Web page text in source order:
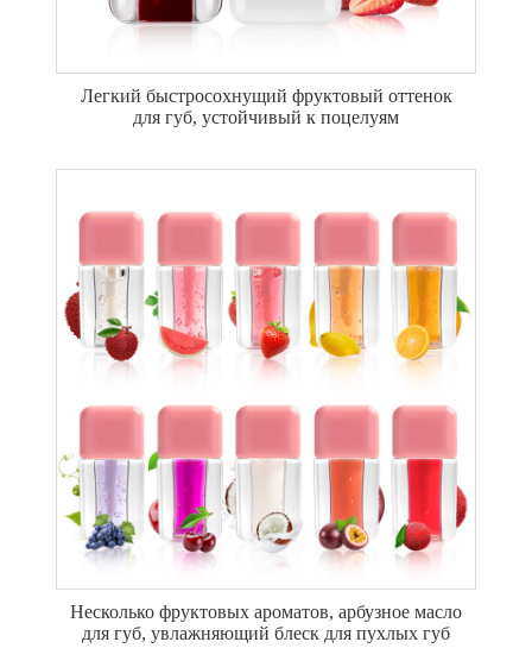
Легкий быстросохнущий фруктовый оттенок
для губ, устойчивый к поцелуям
Несколько фруктовых ароматов, арбузное масло
для губ, увлажняющий блеск для пухлых губ